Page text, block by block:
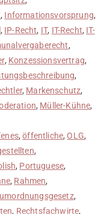
, Informationsvorsprung,
, IP-Recht, IT, IT-Recht, IT-
,
, Konzessionsvertrag,
,
, Markenschutz,
, Müller-Kühne,
,öffentliche,OLG,
,
, Portuguese,
, Rahmen,
,
, Rechtsfachwirte,